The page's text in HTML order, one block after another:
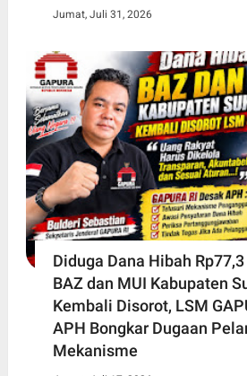
Jumat, Juli 31, 2026
Diduga Dana Hibah
BAZ dan MUI Kabupaten
Kembali Disorot, LSM
APH Bongkar Dugaan
Mekanisme